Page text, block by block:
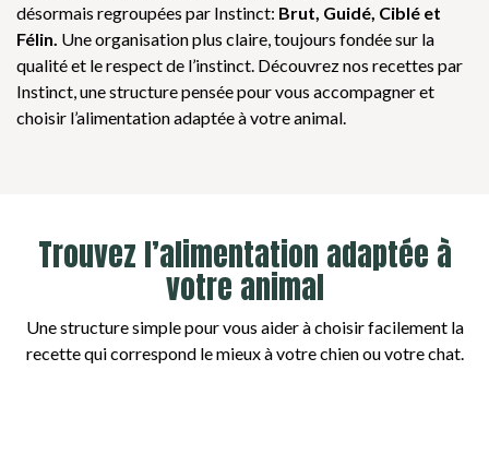
désormais regroupées par Instinct: Brut, Guidé, Ciblé et
Félin. Une organisation plus claire, toujours fondée sur la
qualité et le respect de l’instinct. Découvrez nos recettes par
Instinct, une structure pensée pour vous accompagner et
choisir l’alimentation adaptée à votre animal.
Trouvez l’alimentation adaptée à
votre animal
Une structure simple pour vous aider à choisir facilement la
recette qui correspond le mieux à votre chien ou votre chat.